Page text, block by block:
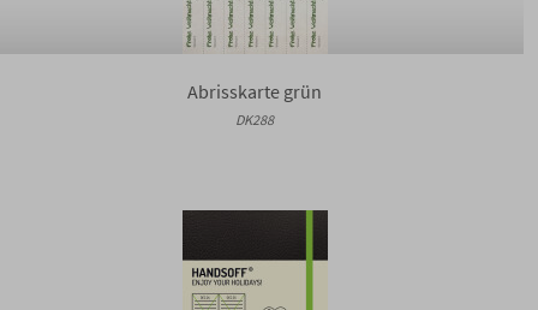
Abrisskarte grün
DK288